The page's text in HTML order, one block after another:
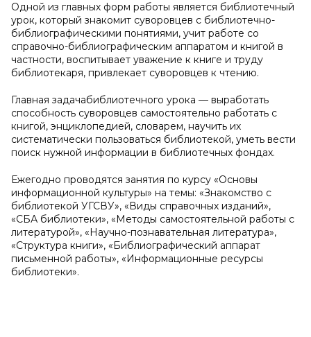
Одной из главных форм работы является библиотечный
урок, который знакомит суворовцев с библиотечно-
библиографическими понятиями, учит работе со
справочно-библиографическим аппаратом и книгой в
частности, воспитывает уважение к книге и труду
библиотекаря, привлекает суворовцев к чтению.
Главная задачабиблиотечного урока — выработать
способность суворовцев самостоятельно работать с
книгой, энциклопедией, словарем, научить их
систематически пользоваться библиотекой, уметь вести
поиск нужной информации в библиотечных фондах.
Ежегодно проводятся занятия по курсу «Основы
информационной культуры» на темы: «Знакомство с
библиотекой УГСВУ», «Виды справочных изданий»,
«СБА библиотеки», «Методы самостоятельной работы с
литературой», «Научно-познавательная литература»,
«Структура книги», «Библиографический аппарат
письменной работы», «Информационные ресурсы
библиотеки».